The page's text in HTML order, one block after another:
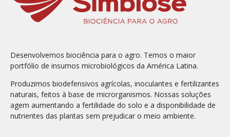
Desenvolvemos biociência para o agro. Temos o maior
portfólio de insumos microbiológicos da América Latina.
Produzimos biodefensivos agrícolas, inoculantes e fertilizantes
naturais, feitos à base de microrganismos. Nossas soluções
agem aumentando a fertilidade do solo e a disponibilidade de
nutrientes das plantas sem prejudicar o meio ambiente.